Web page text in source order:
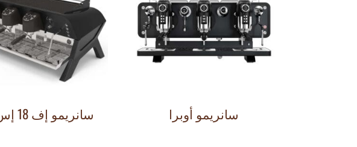
سانريمو إف 18 إس بي سانريمو أوبرا